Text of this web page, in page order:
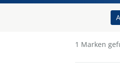
1 Marken